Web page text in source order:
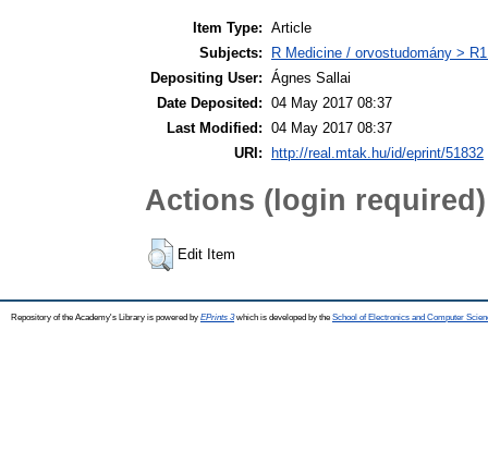
Item Type: Article
Subjects:
R Medicine / orvostudomány >
Depositing User: Ágnes Sallai
Date Deposited: 04 May 2017 08:37
Last Modified: 04 May 2017 08:37
URI:
http://real.mtak.hu/id/eprint/51832
Actions (login required)
Edit Item
Repository of the Academy's Library is powered by EPrints 3which is developed by the School of Electronics and Computer